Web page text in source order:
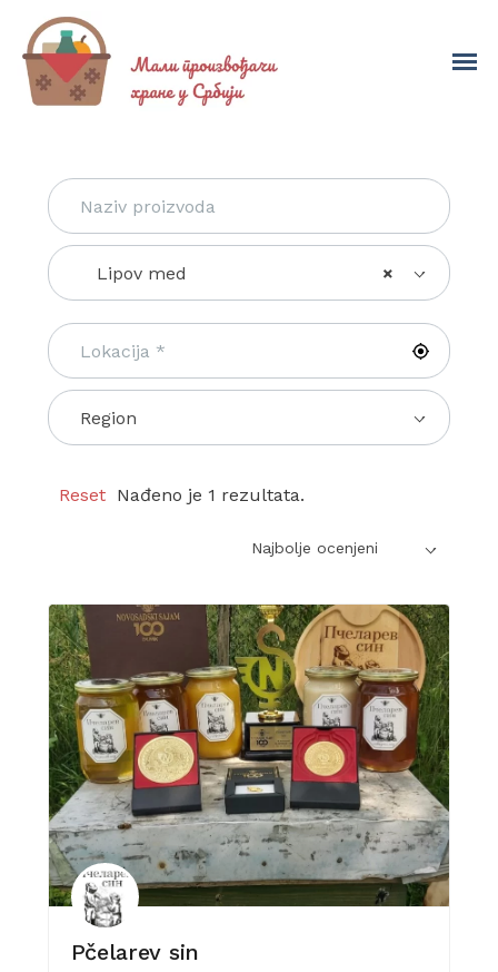
×
Lipov med
Region
Reset Nađeno je 1 rezultata.
Najbolje ocenjeni
Pčelarev sin